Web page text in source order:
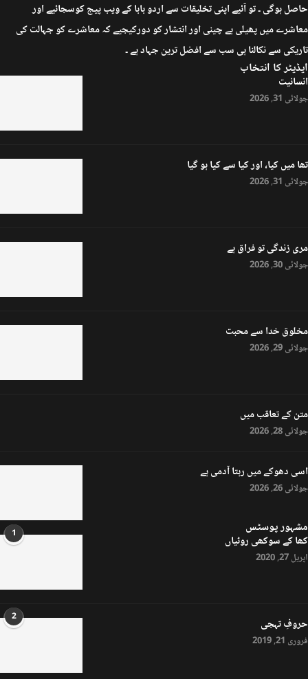
حاصل ہوگی ۔ تو آئیے اپنی تخلیقات سے اردو بابا کے ویب پیج کوسجائیے اور
معاشرے میں پھیلی بے چینی اور انتشار کو دورکیجیے کہ معاشرے کو جہالت کی
تاریکی سے نکالنا ہی سب سے افضل ترین جہاد ہے ۔
ایڈیٹر کا انتخاب
انسانیت
جولائی 31, 2026
تھا میں کیا، اور کیا سے کیا ہو گیا
جولائی 31, 2026
مری زندگی تو فراق ہے
جولائی 30, 2026
مخلوق خدا سے محبت
جولائی 29, 2026
متن کے تعاقب میں
جولائی 28, 2026
اسی دھوکے میں رہتا آدمی ہے
جولائی 26, 2026
مشہور پوسٹس 1 کھا کے سوکھی روٹیاں
اپریل 27, 2020
2 حروفِ تہجی
فروری 21, 2019